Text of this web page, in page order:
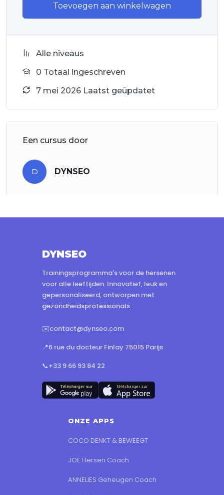
Toevoegen aan winkelwagen
Alle niveaus
0 Totaal ingeschreven
7 mei 2026 Laatst geüpdatet
Een cursus door
D DYNSEO
DYNSEO
Trainingsprogramma's voor de hersenen
voor alle leeftijden. Innovatief, leuk en
gepersonaliseerd, ontworpen met
gezondheidsprofessionals.
✉️contact@dynseo.com
📍6 rue du docteur Finlay 75015 Parijs
📞+33 9 66 93 84 22
ONZE APPS
COCO DENKT & BEWEEGT
JOE Hersen Coach
ANNELIES Geheugen Coach